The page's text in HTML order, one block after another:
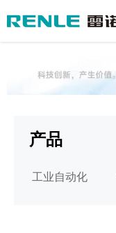
产品
工业自动化